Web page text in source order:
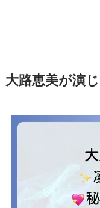
大路恵美が演